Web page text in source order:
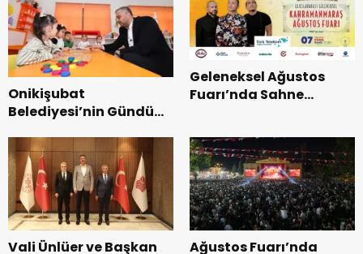
Onikişubat
Belediyesi’nin Gündüz
dönemin ön kayıtları
başladı.
Geleneksel Ağustos
Fuarı’nda Sahne
Vali Ünlüer ve Başkan
Ağustos Fuarı’nda